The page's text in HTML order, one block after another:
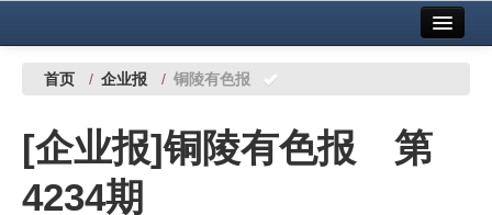
中国有色金属报社主办 广告服务
铜镍铅锌
铝
首页 / 企业报 / 铜陵有色报
[企业报]铜陵有色报 第
4234期